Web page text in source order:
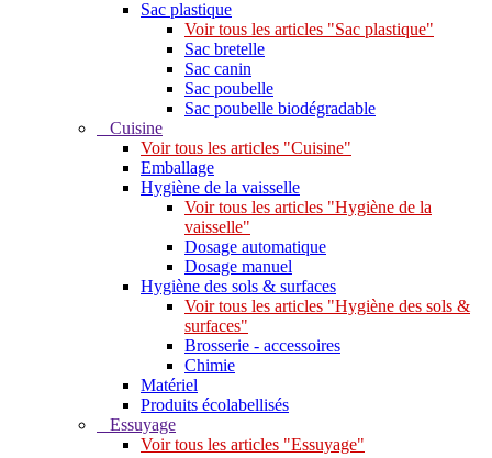
Sac plastique
Voir tous les articles "Sac plastique"
Sac bretelle
Sac canin
Sac poubelle
Sac poubelle biodégradable
Cuisine
Voir tous les articles "Cuisine"
Emballage
Hygiène de la vaisselle
Voir tous les articles "Hygiène de la
vaisselle"
Dosage automatique
Dosage manuel
Hygiène des sols & surfaces
Voir tous les articles "Hygiène des sols &
surfaces"
Brosserie - accessoires
Chimie
Matériel
Produits écolabellisés
Essuyage
Voir tous les articles "Essuyage"